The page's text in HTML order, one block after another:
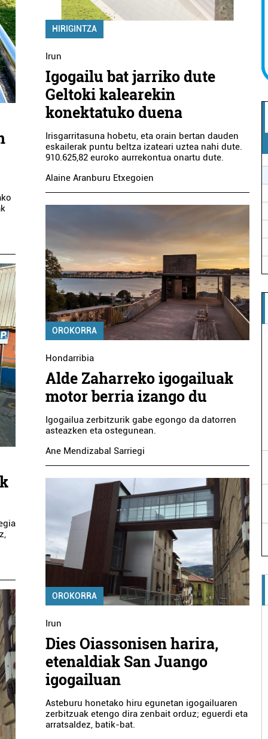
HIRIGINTZA
Irun
Igogailu bat jarriko dute
Geltoki kalearekin
konektatuko duena
Irisgarritasuna hobetu, eta orain bertan dauden
eskailerak puntu beltza izateari uztea nahi dute.
910.625,82 euroko aurrekontua onartu dute.
Alaine Aranburu Etxegoien
OROKORRA
Hondarribia
Alde Zaharreko igogailuak
motor berria izango du
Igogailua zerbitzurik gabe egongo da datorren
asteazken eta ostegunean.
Ane Mendizabal Sarriegi
OROKORRA
Irun
Dies Oiassonisen harira,
etenaldiak San Juango
igogailuan
Asteburu honetako hiru egunetan igogailuaren
zerbitzuak etengo dira zenbait orduz; eguerdi eta
arratsaldez, batik-bat.